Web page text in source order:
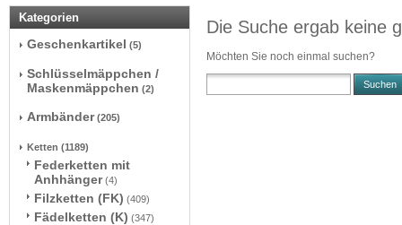
Die Suche ergab keine
Möchten Sie noch einmal suchen?
Suchen
Kategorien
Geschenkartikel (5)
Schlüsselmäppchen /
Maskenmäppchen (2)
Armbänder (205)
Ketten (1189)
Federketten mit
Anhhänger (4)
Filzketten (FK) (409)
Fädelketten (K) (347)